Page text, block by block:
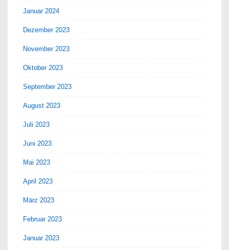
Januar 2024
Dezember 2023
November 2023
Oktober 2023
September 2023
August 2023
Juli 2023
Juni 2023
Mai 2023
April 2023
März 2023
Februar 2023
Januar 2023